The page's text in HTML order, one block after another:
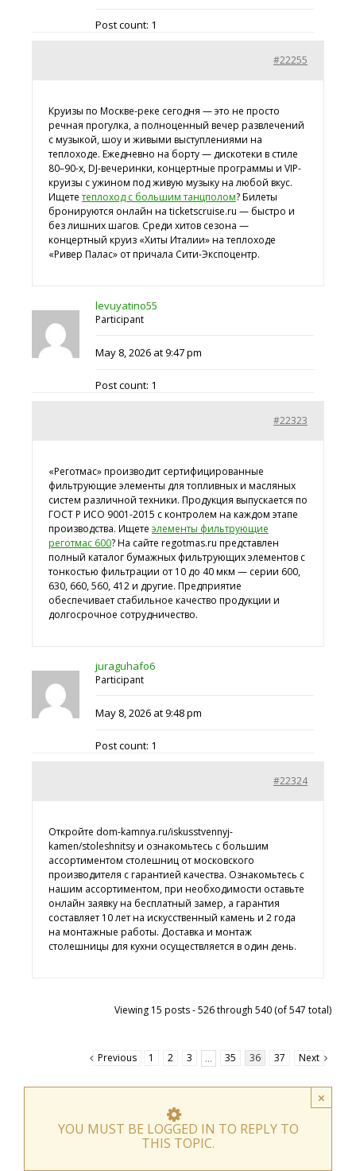
Post count: 1
#22255
Круизы по Москве-реке сегодня — это не просто
речная прогулка, а полноценный вечер развлечений
с музыкой, шоу и живыми выступлениями на
теплоходе. Ежедневно на борту — дискотеки в стиле
80–90-х, DJ-вечеринки, концертные программы и VIP-
круизы с ужином под живую музыку на любой вкус.
Ищететеплоход с большим танцполом? Билеты
бронируются онлайн на ticketscruise.ru — быстро и
без лишних шагов. Среди хитов сезона —
концертный круиз «Хиты Италии» на теплоходе
«Ривер Палас» от причала Сити-Экспоцентр.
levuyatino55
Participant
May 8, 2026 at 9:47 pm
Post count: 1
#22323
«Реготмас» производит сертифицированные
фильтрующие элементы для топливных и масляных
систем различной техники. Продукция выпускается по
ГОСТ Р ИСО 9001-2015 с контролем на каждом этапе
производства. Ищете элементы фильтрующие
реготмас 600? На сайте regotmas.ru представлен
полный каталог бумажных фильтрующих элементов с
тонкостью фильтрации от 10 до 40 мкм — серии 600,
630, 660, 560, 412 и другие. Предприятие
обеспечивает стабильное качество продукции и
долгосрочное сотрудничество.
juraguhafo6
Participant
May 8, 2026 at 9:48 pm
Post count: 1
#22324
Откройте dom-kamnya.ru/iskusstvennyj-
kamen/stoleshnitsy и ознакомьтесь с большим
ассортиментом столешниц от московского
производителя с гарантией качества. Ознакомьтесь с
нашим ассортиментом, при необходимости оставьте
онлайн заявку на бесплатный замер, а гарантия
составляет 10 лет на искусственный камень и 2 года
на монтажные работы. Доставка и монтаж
столешницы для кухни осуществляется в один день.
Viewing 15 posts - 526 through 540 (of 547 total)
Previous 1 2 3 … 35 36 37 Next
×
YOU MUST BE LOGGED IN TO REPLY TO
THIS TOPIC.